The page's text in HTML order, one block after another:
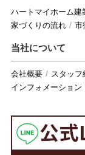
ハートマイホーム建
家づくりの流れ
市
当社について
会社概要 スタッフ
インフォメーション